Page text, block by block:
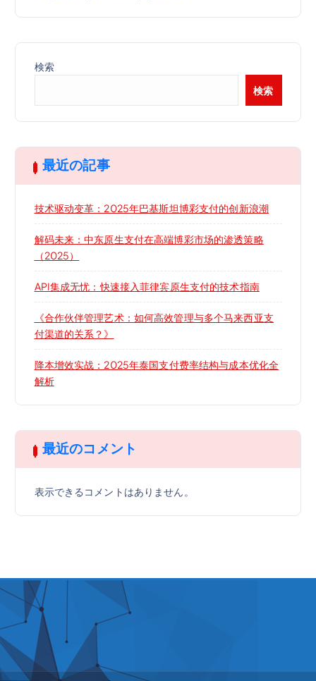
検索
検索
最近の記事
技术驱动变革：2025年巴基斯坦博彩支付的创新浪潮
解码未来：中东原生支付在高端博彩市场的渗透策略
（2025）
API集成无忧：快速接入菲律宾原生支付的技术指南
《合作伙伴管理艺术：如何高效管理与多个马来西亚支
付渠道的关系？》
降本增效实战：2025年泰国支付费率结构与成本优化全
解析
最近のコメント
表示できるコメントはありません。